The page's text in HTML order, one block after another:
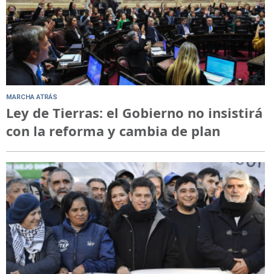
MARCHA ATRÁS
Ley de Tierras: el Gobierno no insistirá
con la reforma y cambia de plan